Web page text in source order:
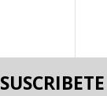
SUSCRIBETE